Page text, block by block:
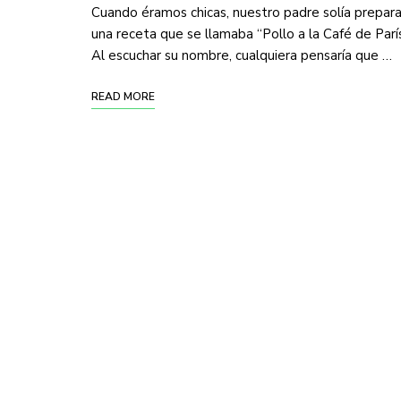
Cuando éramos chicas, nuestro padre solía
una receta que se llamaba “Pollo a la Café de
Al escuchar su nombre, cualquiera pensaría que …
READ MORE